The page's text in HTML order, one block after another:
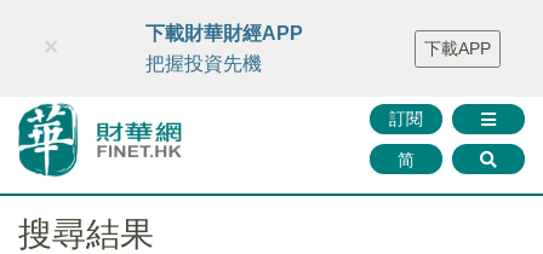
財華智庫網 FINTV FINMETA 財華證券 媒體矩陣
智庫沙龍
聯絡我們
訂閱
简
×
下載財華財經APP
把握投資先機
下載APP
搜尋結果